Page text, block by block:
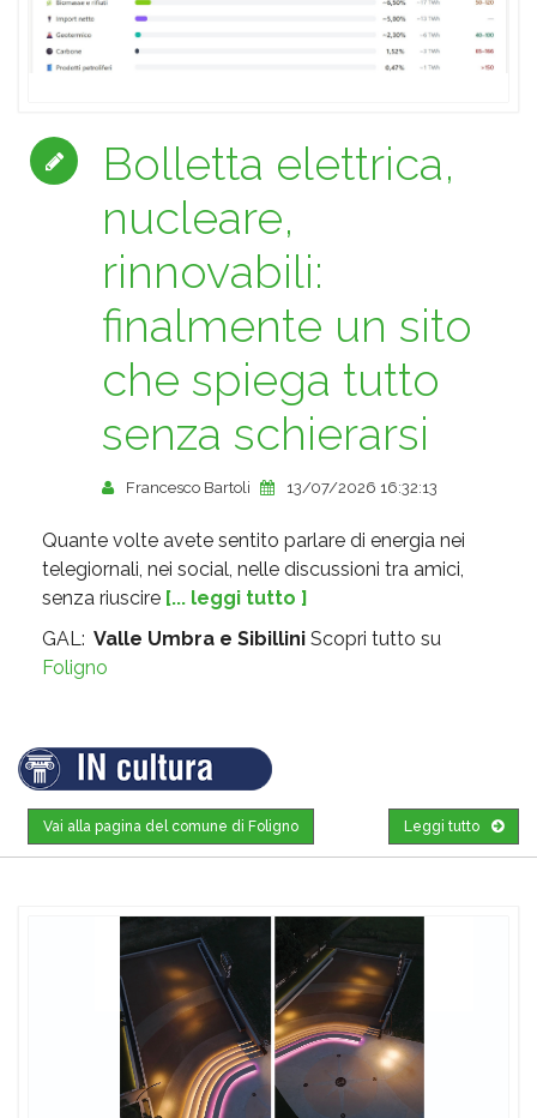
Bolletta elettrica,
nucleare,
rinnovabili:
finalmente un sito
che spiega tutto
senza schierarsi
Francesco Bartoli 13/07/2026 16:32:13
Quante volte avete sentito parlare di energia nei
telegiornali, nei social, nelle discussioni tra amici,
senza riuscire [... leggi tutto ]
GAL: Valle Umbra e Sibillini Scopri tutto su
Foligno
Leggi tutto
Vai alla pagina del comune di Foligno